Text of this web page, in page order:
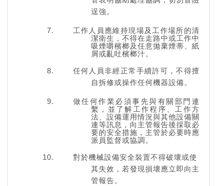
逞強。
工作人員應維持現場及工作場所的清
潔衛生，不得在走路中或工作中
吸煙嚼檳榔及任意拋棄煙蒂、紙
屑或亂吐檳榔汁。
任何人員非經正常手續許可，不得擅
自拆修或操作任何機器設備。
做任何作業必須事先與有關部門連
繫，並了解工作程序、工作方
法、設備運用情況與其他設備關
連等訊息，向主管報告後採取必
要的安全措施，主管於必要時應
派員監督或協調。
對於機械設備安全裝置不得破壞或使
其失效，若發現損壞應立即向主
管報告。